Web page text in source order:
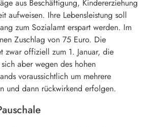
aus Beschäftigung, Kindererziehung
aufweisen. Ihre Lebensleistung soll
zum Sozialamt erspart werden. Im
Zuschlag von 75 Euro. Die
zwar offiziell zum 1. Januar, die
aber wegen des hohen
voraussichtlich um mehrere
und dann rückwirkend erfolgen.